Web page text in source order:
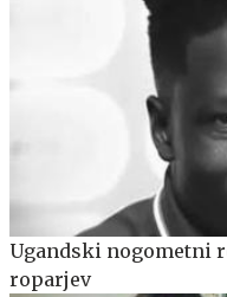
Ugandski nogometni
roparjev